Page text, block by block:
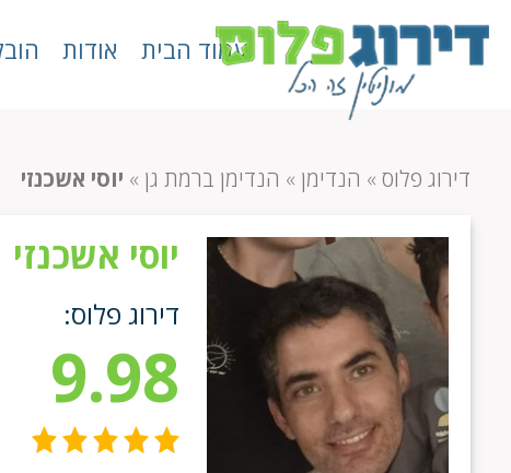
עמוד הבית אודות
דירוג פלוס » הנדימן » הנדימן ברמת גן » יוסי אשכנזי
יוסי אשכנזי
דירוג פלוס:
9.98